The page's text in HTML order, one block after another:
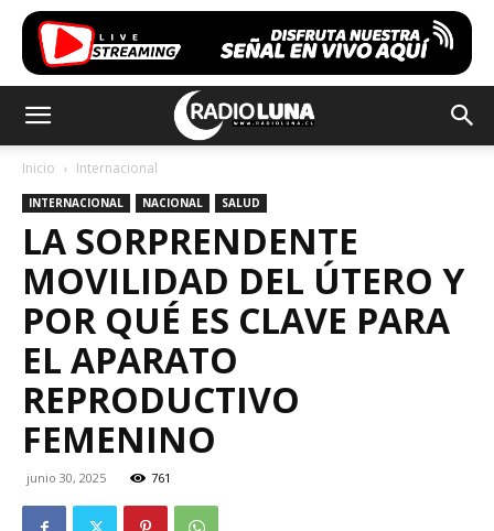
Inicio Internacional
INTERNACIONAL NACIONAL SALUD
LA SORPRENDENTE
MOVILIDAD DEL ÚTERO Y
POR QUÉ ES CLAVE PARA
EL APARATO
REPRODUCTIVO
FEMENINO
junio 30, 2025 761